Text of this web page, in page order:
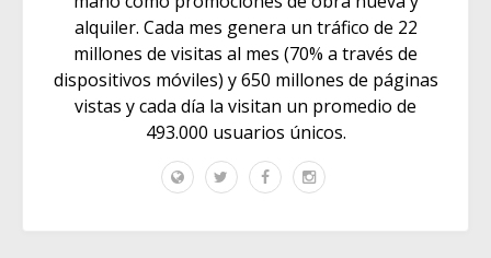
alquiler. Cada mes genera un tráfico de 22
millones de visitas al mes (70% a través de
dispositivos móviles) y 650 millones de páginas
vistas y cada día la visitan un promedio de
493.000 usuarios únicos.